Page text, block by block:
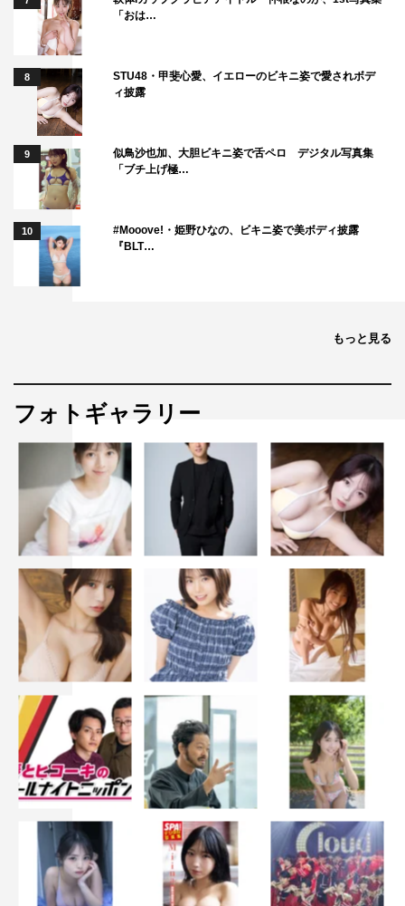
「おは…
8
STU48・甲斐心愛、イエローのビキニ姿で愛されボデ
ィ披露
9
似鳥沙也加、大胆ビキニ姿で舌ペロ デジタル写真集
「ブチ上げ極…
10
#Mooove!・姫野ひなの、ビキニ姿で美ボディ披露
『BLT…
もっと見る
フォトギャラリー